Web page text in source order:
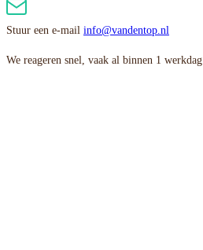
Stuur een e-mail info@vandentop.nl
We reageren snel, vaak al binnen 1 werkdag